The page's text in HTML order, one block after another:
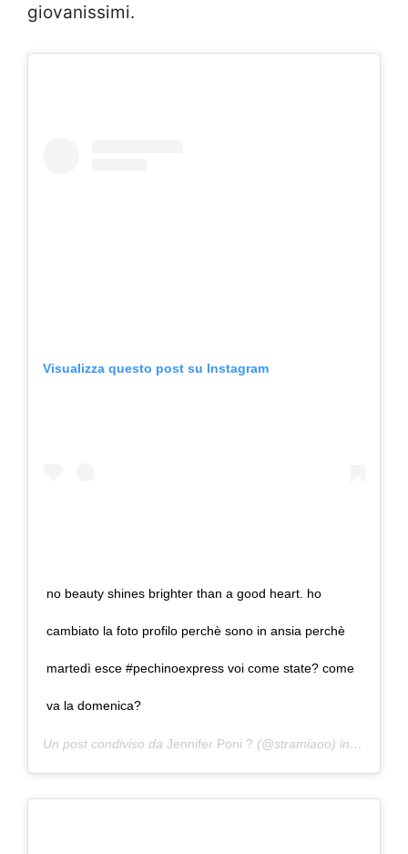
giovanissimi.
Visualizza questo post su Instagram
no beauty shines brighter than a good heart. ho
cambiato la foto profilo perchè sono in ansia perchè
martedì esce #pechinoexpress voi come state? come
va la domenica?
Un post condiviso da Jennifer Poni ? (@stramiaoo) in data: